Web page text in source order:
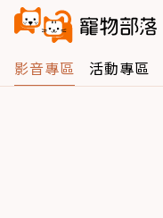
影音專區 活動專區